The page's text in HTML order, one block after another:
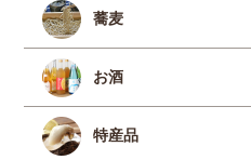
蕎麦
お酒
特産品